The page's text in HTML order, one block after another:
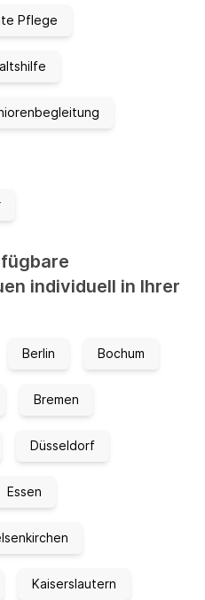
Pflege
individuell in Ihrer
Berlin Bochum
Bremen
Düsseldorf
Essen
Kaiserslautern